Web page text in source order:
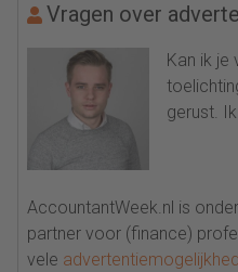
Vragen over
Kan ik je
gerust.
AccountantWeek.nl is
partner voor (finance)
vele